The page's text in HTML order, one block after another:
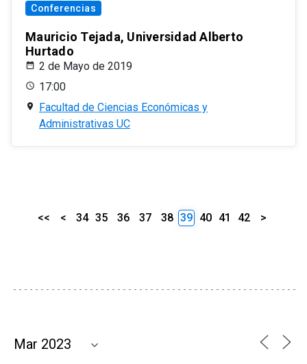
Conferencias
Mauricio Tejada, Universidad Alberto
Hurtado
2 de Mayo de 2019
17:00
Facultad de Ciencias Económicas y
Administrativas UC
<< < 34 35 36 37 38 39 40 41 42 >